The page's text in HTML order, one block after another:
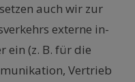
auch wir zur
externe in-
ein (z. B. für die
Vertrieb